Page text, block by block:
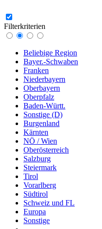
Filterkriterien
Beliebige Region
Bayer.-Schwaben
Franken
Niederbayern
Oberbayern
Oberpfalz
Baden-Württ.
Sonstige (D)
Burgenland
Kärnten
NÖ / Wien
Oberösterreich
Salzburg
Steiermark
Tirol
Vorarlberg
Südtirol
Schweiz und FL
Europa
Sonstige